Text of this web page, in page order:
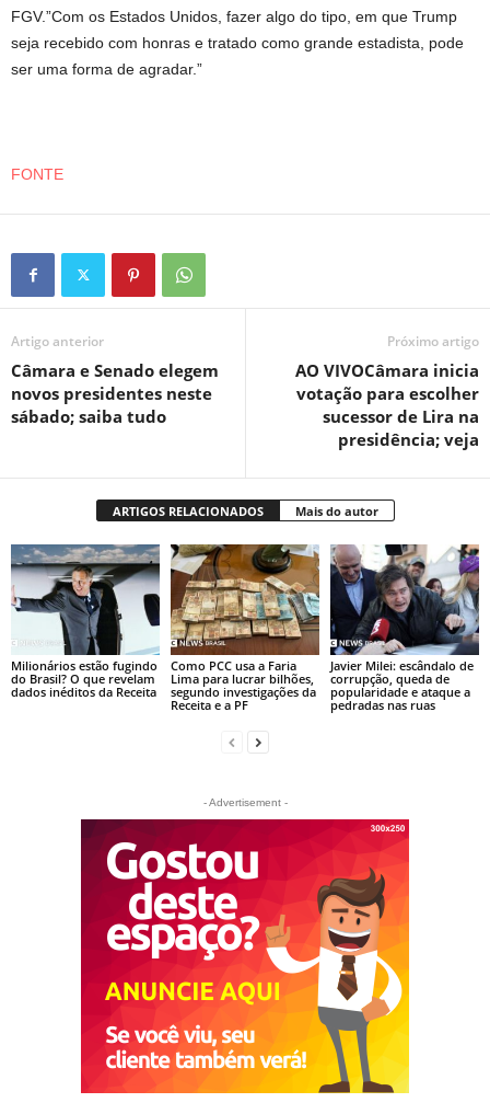
FGV.”Com os Estados Unidos, fazer algo do tipo, em que Trump
seja recebido com honras e tratado como grande estadista, pode
ser uma forma de agradar.”
FONTE
Artigo anterior
Câmara e Senado elegem
novos presidentes neste
sábado; saiba tudo
Próximo artigo
AO VIVOCâmara inicia
votação para escolher
sucessor de Lira na
presidência; veja
ARTIGOS RELACIONADOS Mais do autor
Milionários estão fugindo
do Brasil? O que revelam
dados inéditos da Receita
Como PCC usa a Faria
Lima para lucrar bilhões,
segundo investigações da
Receita e a PF
Javier Milei: escândalo de
corrupção, queda de
popularidade e ataque a
pedradas nas ruas
- Advertisement -